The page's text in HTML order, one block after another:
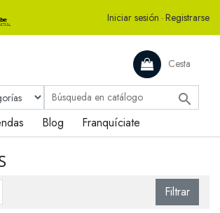
Iniciar sesión · Registrarse
Cesta

Blog Franquíciate
Filtrar